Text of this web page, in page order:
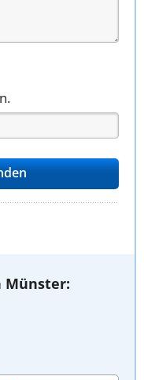
Münster: